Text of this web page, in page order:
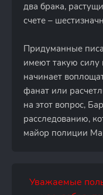
два брака,
счете –
Придуманные
имеют такую силу
начинает
фанат или
на этот вопрос,
расследованию,
майор полиции
Уважаемые